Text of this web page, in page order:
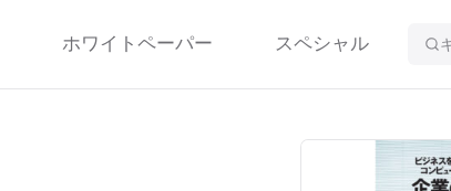
ホワイトペーパー スペシャル